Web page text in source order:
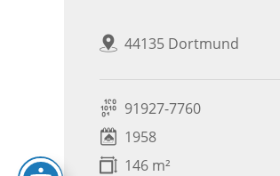
44135 Dortmund
91927-7760
1958
146 m²